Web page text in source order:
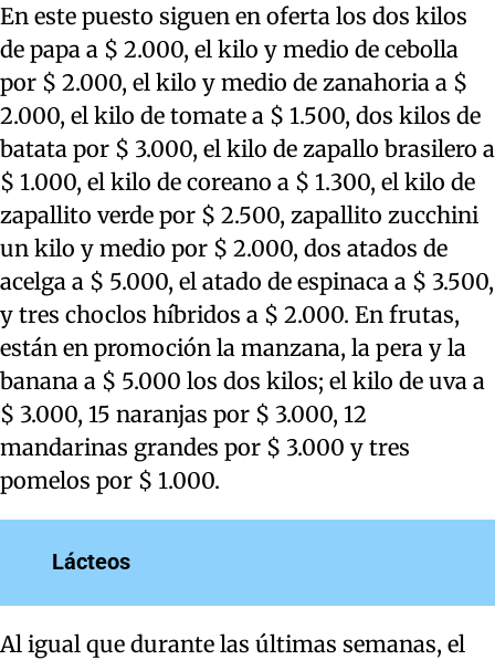
En este puesto siguen en oferta los dos kilos
de papa a $ 2.000, el kilo y medio de cebolla
por $ 2.000, el kilo y medio de zanahoria a $
2.000, el kilo de tomate a $ 1.500, dos kilos de
batata por $ 3.000, el kilo de zapallo brasilero a
$ 1.000, el kilo de coreano a $ 1.300, el kilo de
zapallito verde por $ 2.500, zapallito zucchini
un kilo y medio por $ 2.000, dos atados de
acelga a $ 5.000, el atado de espinaca a $ 3.500,
y tres choclos híbridos a $ 2.000. En frutas,
están en promoción la manzana, la pera y la
banana a $ 5.000 los dos kilos; el kilo de uva a
$ 3.000, 15 naranjas por $ 3.000, 12
mandarinas grandes por $ 3.000 y tres
pomelos por $ 1.000.
Lácteos
Al igual que durante las últimas semanas, el